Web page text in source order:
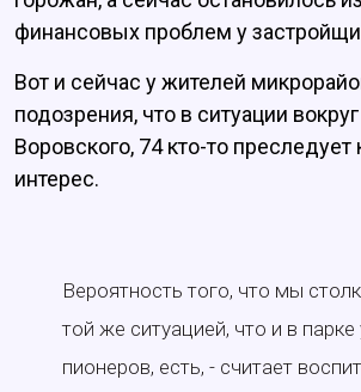
финансовых проблем у
Вот и сейчас у жителей
подозрения, что в ситуации
Воровского, 74 кто-то
интерес.
Вероятность того, что мы
той же ситуацией, что и в
пионеров, есть, - считает